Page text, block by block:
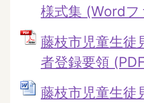
様式集 (Word
藤枝市児童生徒
者登録要領
藤枝市児童生徒